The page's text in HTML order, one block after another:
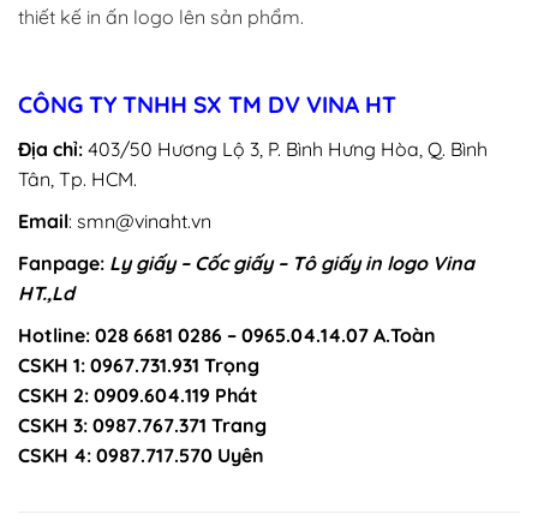
thiết kế in ấn logo lên sản phẩm.
CÔNG TY TNHH SX TM DV VINA HT
Địa chỉ: 403/50 Hương Lộ 3, P. Bình Hưng Hòa, Q. Bình
Tân, Tp. HCM.
Email: smn@vinaht.vn
Fanpage: Ly giấy – Cốc giấy – Tô giấy in logo Vina
HT.,Ld
Hotline: 028 6681 0286 – 0965.04.14.07 A.Toàn
CSKH 1: 0967.731.931 Trọng
CSKH 2: 0909.604.119 Phát
CSKH 3: 0987.767.371 Trang
CSKH 4: 0987.717.570 Uyên